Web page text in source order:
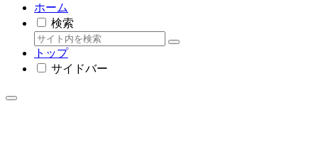
ホーム
検索
トップ
サイドバー